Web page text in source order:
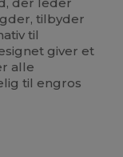
der leder
tilbyder
til
giver et
alle
til engros